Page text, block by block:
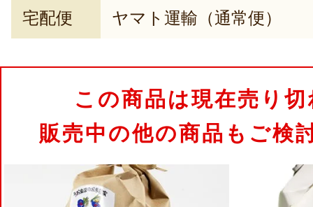
宅配便 ヤマト運輸（通常便）
この商品は現在売り
販売中の他の商品もご検